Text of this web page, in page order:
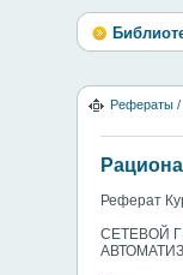
Рефераты /
Реферат
СЕТЕВОЙ